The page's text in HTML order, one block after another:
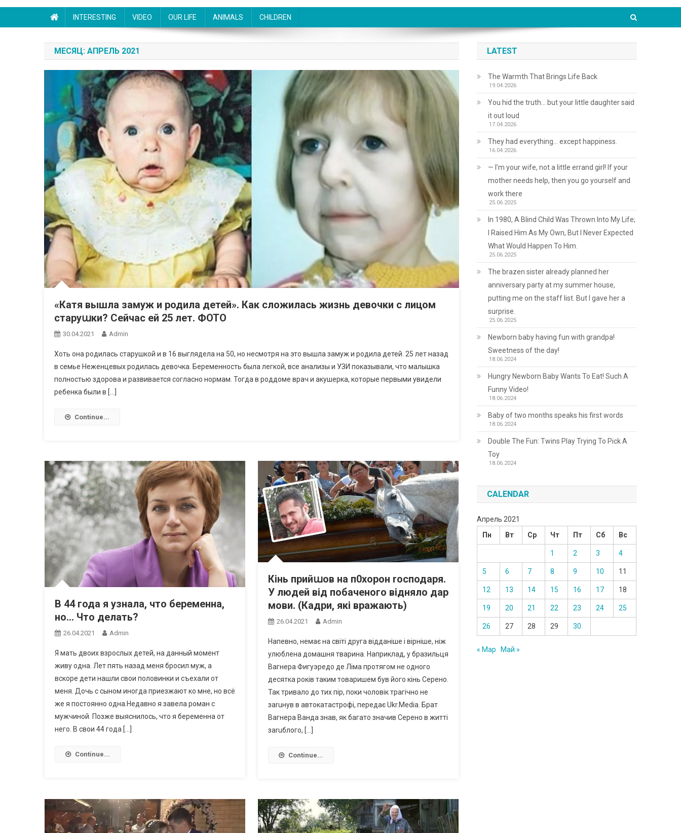
INTERESTING VIDEO OUR LIFE ANIMALS CHILDREN
МЕСЯЦ: АПРЕЛЬ 2021
«Катя вышла замуж и родила детей». Как сложилась жизнь девочки с лицом
старуաки? Сейчас ей 25 лет. ФОТО
30.04.2021 Admin
Хоть она родилась старушкой и в 16 выглядела на 50, но несмотря на это вышла замуж и родила детей. 25 лет назад
в семье Неженцевых родилась девочка. Беременность была легкой, все анализы и УЗИ показывали, что малышка
полностью здорова и развивается согласно нормам. Тогда в роддоме врач и акушерка, которые первыми увидели
ребенка были в […]
Continue...
В 44 года я узнала, что беременна,
но… Что делать?
26.04.2021 Admin
Я мать двоих взрослых детей, на данный момент
живу одна. Лет пять назад меня бросил муж, а
вскоре дети нашли свои половинки и съехали от
меня. Дочь с сыном иногда приезжают ко мне, но всё
же я постоянно одна.Недавно я завела роман с
мужчиной. Позже выяснилось, что я беременна от
него. В свои 44 года […]
Continue...
Кінь прийաов на п0хорон rосподаря.
У людей від побаченого відняло дар
мови. (Кадри, які вpажають)
26.04.2021 Admin
Напевно, немає на світі друга відданіше і вірніше, ніж
улюблена домашня тварина. Наприклад, у бразильця
Вагнера Фигуэредо де Ліма протягом не одного
десятка років таким товаришем був його кінь Серено.
Так тривало до тих пір, поки чоловік трагічно не
заruнув в автокатастрофі, передає Ukr.Media. Брат
Вагнера Ванда знав, як багато значив Серено в житті
заruблого, […]
Continue...
LATEST
The Warmth That Brings Life Back
19.04.2026
You hid the truth… but your little daughter said
it out loud
17.04.2026
They had everything… except happiness.
16.04.2026
— I’m your wife, not a little errand girl! If your
mother needs help, then you go yourself and
work there
25.06.2025
In 1980, A Blind Child Was Thrown Into My Life;
I Raised Him As My Own, But I Never Expected
What Would Happen To Him.
25.06.2025
The brazen sister already planned her
anniversary party at my summer house,
putting me on the staff list. But I gave her a
surprise.
25.06.2025
Newborn baby having fun with grandpa!
Sweetness of the day!
18.06.2024
Hungry Newborn Baby Wants To Eat! Such A
Funny Video!
18.06.2024
Baby of two months speaks his first words
18.06.2024
Double The Fun: Twins Play Trying To Pick A
Toy
18.06.2024
CALENDAR
Апрель 2021
Пн
Вт Ср Чт Пт Сб Вс
1 2 3 4
5 6 7 8 9 10 11
12 13 14 15 16 17 18
19 20 21 22 23 24 25
26 27 28 29 30
« Мар Май »